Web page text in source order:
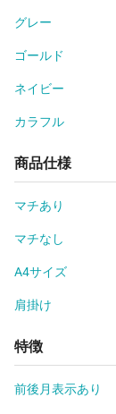
グレー
ゴールド
ネイビー
カラフル
商品仕様
マチあり
マチなし
A4サイズ
肩掛け
特徴
前後月表示あり